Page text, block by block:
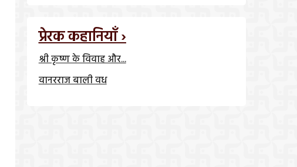
प्रेरक कहानियाँ ›
श्री कृष्ण के विवाह और...
वानरराज बाली वध